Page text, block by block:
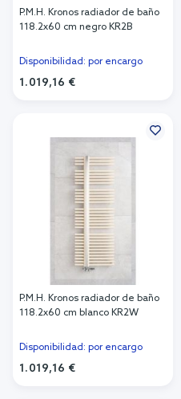
P.M.H. Kronos radiador de baño
118.2x60 cm negro KR2B
Disponibilidad: por encargo
1.019,16 €
P.M.H. Kronos radiador de baño
118.2x60 cm blanco KR2W
Disponibilidad: por encargo
1.019,16 €